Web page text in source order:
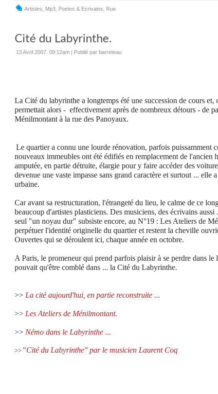
Artistes Mp3 Poetes & Ecrivains Rue
Cité du Labyrinthe.
13 Avril 2007, 09:12am | Publié par barreteau
La Cité du labyrinthe a longtemps été une succession de cours et,
permettait alors - effectivement après de nombreux détours - de
Ménilmontant à la rue des Panoyaux.
Le quartier a connu une lourde rénovation, parfois puissamment
nouveaux immeubles ont été édifiés en remplacement de
amputée, en partie détruite, élargie pour y faire accéder des
devenue une vaste impasse sans grand caractère et surtout ... elle
urbaine.
Car avant sa restructuration, l'étrangeté du lieu, le calme de ce
beaucoup d'artistes plasticiens. Des musiciens, des écrivains
seul "un noyau dur" subsiste encore, au N°19 : Les Ateliers de
perpétuer l'identité originelle du quartier et restent la cheville
Ouvertes qui se déroulent ici, chaque année en octobre.
A Paris, le promeneur qui prend parfois plaisir à se perdre dans le
pouvait qu'être comblé dans ... la Cité du Labyrinthe.
>> La cité aujourd'hui, en partie reconstruite ...
>> Les Ateliers de Ménilmontant.
>> Némo dans le Labyrinthe ...
>> "Cité du Labyrinthe" par le musicien Laurent Coq